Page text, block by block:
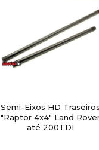
Semi-Eixos HD Traseiros
"Raptor 4x4" Land
até 200TDI